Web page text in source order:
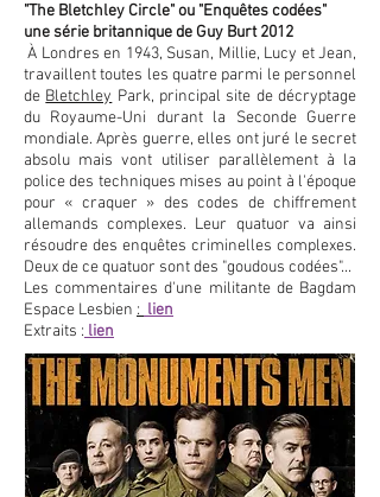
"The Bletchley Circle" ou "Enquêtes codées"
une série britannique de Guy Burt 2012
À Londres en 1943, Susan, Millie, Lucy et Jean,
travaillent toutes les quatre parmi le personnel
de Bletchley Park, principal site de décryptage
du Royaume-Uni durant la Seconde Guerre
mondiale. Après guerre, elles ont juré le secret
absolu mais vont utiliser parallèlement à la
police des techniques mises au point à l'époque
pour « craquer » des codes de chiffrement
allemands complexes. Leur quatuor va ainsi
résoudre des enquêtes criminelles complexes.
Deux de ce quatuor sont des "goudous codées"...
Les commentaires d'une militante de Bagdam
Espace Lesbien : lien
Extraits : lien